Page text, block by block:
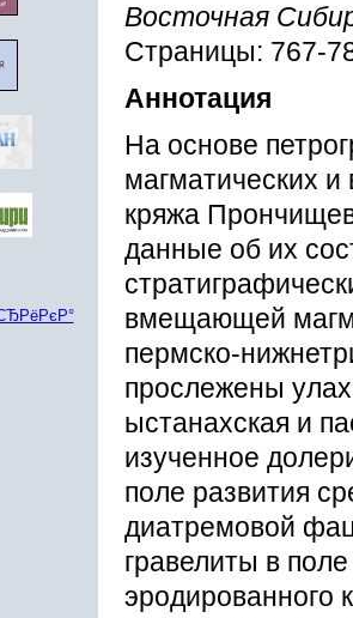
Восточная
Страницы: 767-
Аннотация
На основе
магматических
кряжа
данные об их
вмещающей
пермско-
прослежены
ыстанахская и
изученное
поле развития
диатремовой
гравелиты в
эродированного